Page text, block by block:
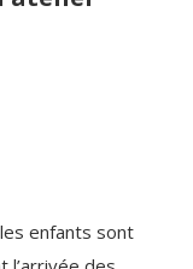
les enfants sont